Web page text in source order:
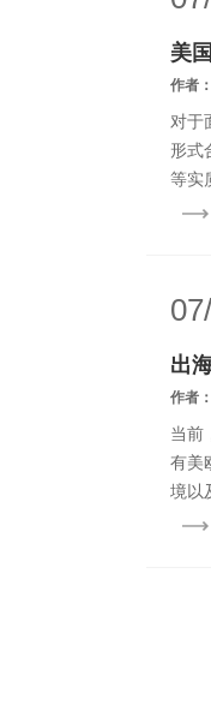
作者：
对于
形式
等实
作者：
当前
有美
境以
垒